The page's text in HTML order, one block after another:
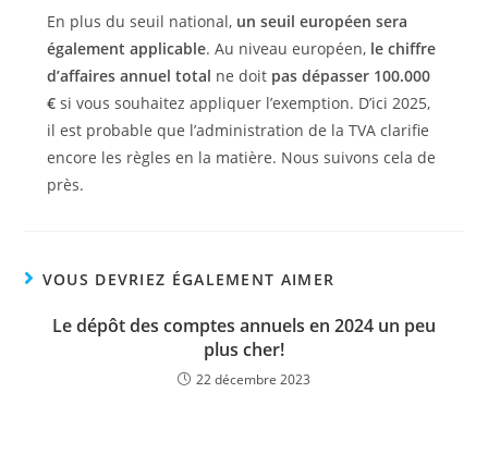
En plus du seuil national, un seuil européen sera
également applicable. Au niveau européen,le chiffre
d’affaires annuel total ne doit pas dépasser 100.000
€si vous souhaitez appliquer l’exemption. D’ici 2025,
il est probable que l’administration de la TVA clarifie
encore les règles en la matière. Nous suivons cela de
près.
VOUS DEVRIEZ ÉGALEMENT AIMER
Le dépôt des comptes annuels en 2024 un peu
plus cher!
22 décembre 2023